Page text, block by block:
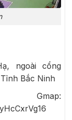
ngoài cổng
Bắc Ninh